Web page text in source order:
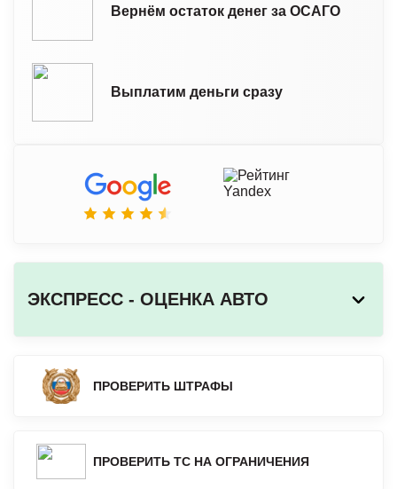
Вернём остаток денег за ОСАГО
Выплатим деньги сразу
ЭКСПРЕСС - ОЦЕНКА АВТО
ПРОВЕРИТЬ ШТРАФЫ
ПРОВЕРИТЬ ТС НА ОГРАНИЧЕНИЯ